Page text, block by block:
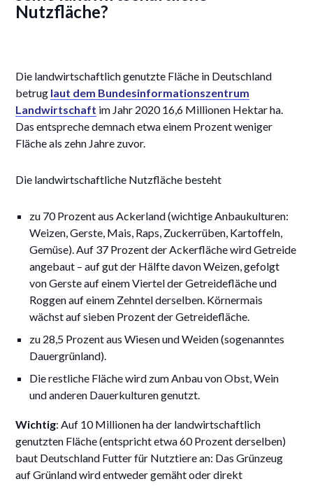
Nutzfläche?
Die landwirtschaftlich genutzte Fläche in Deutschland
betrug laut dem Bundesinformationszentrum
Landwirtschaft im Jahr 2020 16,6 Millionen Hektar ha.
Das entspreche demnach etwa einem Prozent weniger
Fläche als zehn Jahre zuvor.
Die landwirtschaftliche Nutzfläche besteht
zu 70 Prozent aus Ackerland (wichtige Anbaukulturen:
Weizen, Gerste, Mais, Raps, Zuckerrüben, Kartoffeln,
Gemüse). Auf 37 Prozent der Ackerfläche wird Getreide
angebaut – auf gut der Hälfte davon Weizen, gefolgt
von Gerste auf einem Viertel der Getreidefläche und
Roggen auf einem Zehntel derselben. Körnermais
wächst auf sieben Prozent der Getreidefläche.
zu 28,5 Prozent aus Wiesen und Weiden (sogenanntes
Dauergrünland).
Die restliche Fläche wird zum Anbau von Obst, Wein
und anderen Dauerkulturen genutzt.
Wichtig: Auf 10 Millionen ha der landwirtschaftlich
genutzten Fläche (entspricht etwa 60 Prozent derselben)
baut Deutschland Futter für Nutztiere an: Das Grünzeug
auf Grünland wird entweder gemäht oder direkt